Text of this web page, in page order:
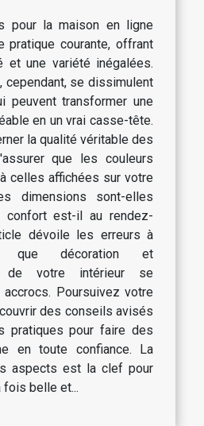
pour la maison en ligne
pratique courante, offrant
et une variété inégalées.
cependant, se dissimulent
peuvent transformer une
en un vrai casse-tête.
la qualité véritable des
que les couleurs
celles affichées sur votre
dimensions sont-elles
est-il au rendez-
dévoile les erreurs à
que décoration et
de votre intérieur se
Poursuivez votre
des conseils avisés
pratiques pour faire des
en toute confiance. La
aspects est la clef pour
fois belle et...